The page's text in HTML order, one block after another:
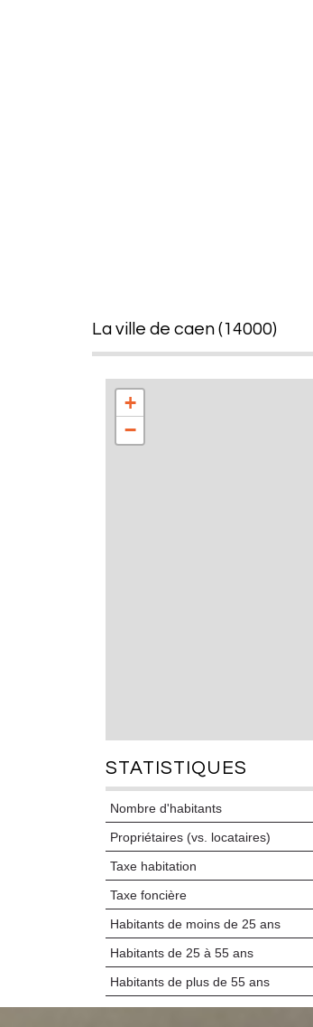
la ville de caen (14000)
+
−
STATISTIQUES
Nombre d'habitants
Propriétaires (vs. locataires)
Taxe habitation
Taxe foncière
Habitants de moins de 25 ans
Habitants de 25 à 55 ans
Habitants de plus de 55 ans